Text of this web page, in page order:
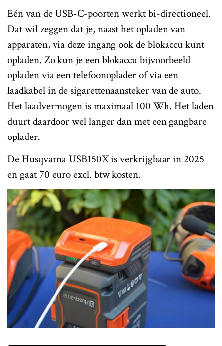
Eén van de USB-C-poorten werkt bi-directioneel.
Dat wil zeggen dat je, naast het opladen van
apparaten, via deze ingang ook de blokaccu kunt
opladen. Zo kun je een blokaccu bijvoorbeeld
opladen via een telefoonoplader of via een
laadkabel in de sigarettenaansteker van de auto.
Het laadvermogen is maximaal 100 Wh. Het laden
duurt daardoor wel langer dan met een gangbare
oplader.
De Husqvarna USB150X is verkrijgbaar in 2025
en gaat 70 euro excl. btw kosten.